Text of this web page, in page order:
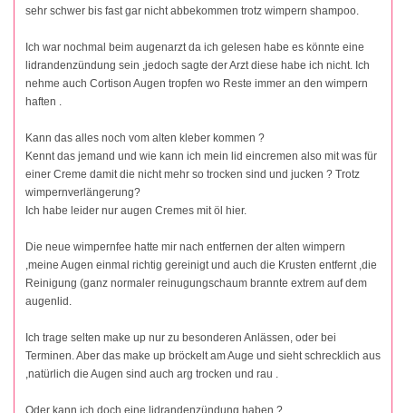
sehr schwer bis fast gar nicht abbekommen trotz wimpern shampoo.
Ich war nochmal beim augenarzt da ich gelesen habe es könnte eine
lidrandenzündung sein ,jedoch sagte der Arzt diese habe ich nicht. Ich
nehme auch Cortison Augen tropfen wo Reste immer an den wimpern
haften .
Kann das alles noch vom alten kleber kommen ?
Kennt das jemand und wie kann ich mein lid eincremen also mit was für
einer Creme damit die nicht mehr so trocken sind und jucken ? Trotz
wimpernverlängerung?
Ich habe leider nur augen Cremes mit öl hier.
Die neue wimpernfee hatte mir nach entfernen der alten wimpern
,meine Augen einmal richtig gereinigt und auch die Krusten entfernt ,die
Reinigung (ganz normaler reinugungschaum brannte extrem auf dem
augenlid.
Ich trage selten make up nur zu besonderen Anlässen, oder bei
Terminen. Aber das make up bröckelt am Auge und sieht schrecklich aus
,natürlich die Augen sind auch arg trocken und rau .
Oder kann ich doch eine lidrandenzündung haben ?